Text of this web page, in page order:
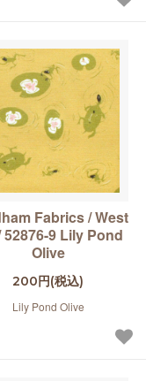
Fabrics / West
52876-9 Lily Pond
Olive
200円(税込)
Lily Pond Olive